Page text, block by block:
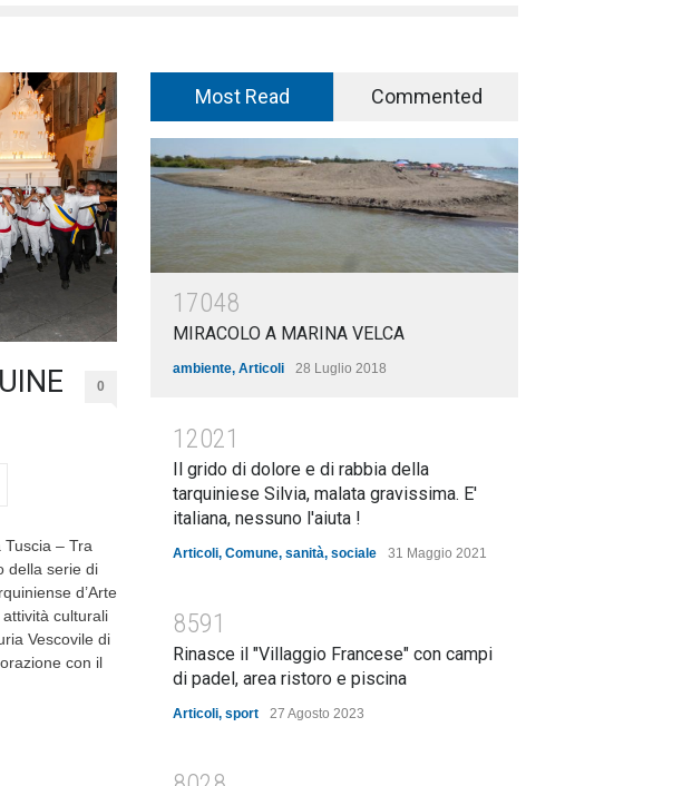
0
Tuscia – Tra
della serie di
d’Arte
culturali
Vescovile di
con il
Most Read Commented
17048
MIRACOLO A MARINA VELCA
ambiente, Articoli 28 Luglio 2018
12021
Il grido di dolore e di rabbia della
tarquiniese Silvia, malata gravissima. E'
italiana, nessuno l'aiuta !
Articoli, Comune, sanità, sociale 31 Maggio 2021
8591
Rinasce il "Villaggio Francese" con campi
di padel, area ristoro e piscina
Articoli, sport 27 Agosto 2023